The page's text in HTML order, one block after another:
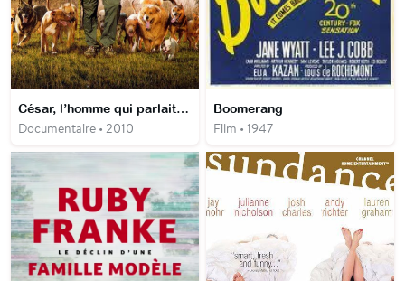
César, l’homme qui parlait aux chiens
Documentaire • 2010
Boomerang
Film • 1947